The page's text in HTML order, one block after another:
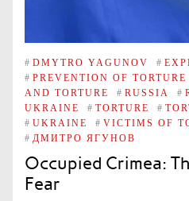
# DMYTRO YAGUNOV #
# PREVENTION OF TORTURE
AND TORTURE
# RUSSIA #
UKRAINE
# TORTURE #
# UKRAINE # VICTIMS OF
# ДМИТРО ЯГУНОВ
Occupied Crimea:
Fear